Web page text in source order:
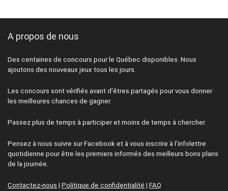
A propos de nous
Des centaines de concours pour le Québec disponibles. Nous
ajoutons des nouveaux jeux tous les jours.
Les concours sont vérifiés avant d'êtres partagés pour vous donner
les meilleures chances de gagner.
Passez plus de temps à participer et moins de temps à chercher.
Pensez à nous suivre sur Facebook et à vous inscrire à l'infolettre
quotidienne pour être les premiers informés des meilleurs bons plans
de la journée.
Contactez-nous | Politique de confidentialité | FAQ